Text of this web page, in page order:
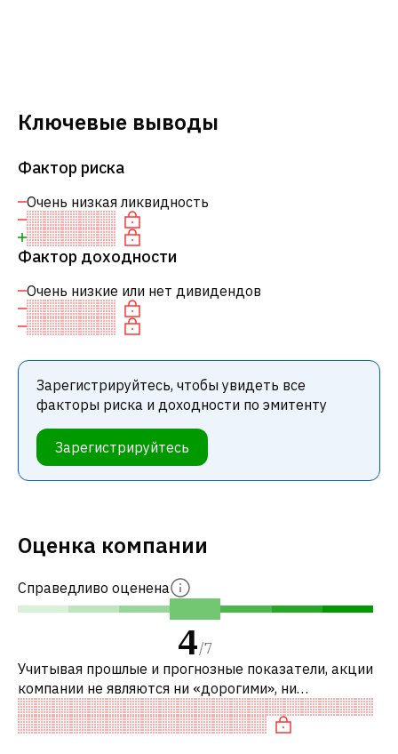
Ключевые выводы
Фактор риска
Очень низкая ликвидность
Фактор доходности
Очень низкие или нет дивидендов
Зарегистрируйтесь, чтобы увидеть все
факторы риска и доходности по эмитенту
Зарегистрируйтесь
Оценка компании
Справедливо оценена
4/7
Учитывая прошлые и прогнозные показатели, акции
компании не являются ни «дорогими», ни
«дешевыми» по сравнению с аналогичными
компаниями. В частности, акция компании «дор